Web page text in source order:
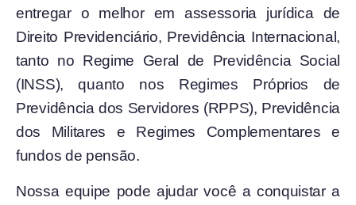
entregar o melhor em assessoria jurídica de
Direito Previdenciário, Previdência Internacional,
tanto no Regime Geral de Previdência Social
(INSS), quanto nos Regimes Próprios de
Previdência dos Servidores (RPPS), Previdência
dos Militares e Regimes Complementares e
fundos de pensão.
Nossa equipe pode ajudar você a conquistar a